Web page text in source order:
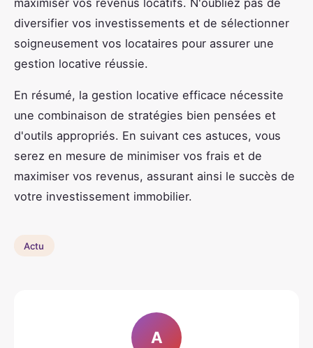
diversifier vos investissements et de sélectionner
soigneusement vos locataires pour assurer une
gestion locative réussie.
En résumé, la gestion locative efficace nécessite
une combinaison de stratégies bien pensées et
d'outils appropriés. En suivant ces astuces, vous
serez en mesure de minimiser vos frais et de
maximiser vos revenus, assurant ainsi le succès de
votre investissement immobilier.
Actu
A